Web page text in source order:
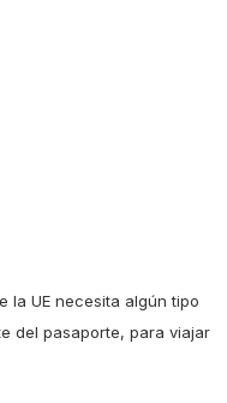
la UE necesita algún tipo
del pasaporte, para viajar